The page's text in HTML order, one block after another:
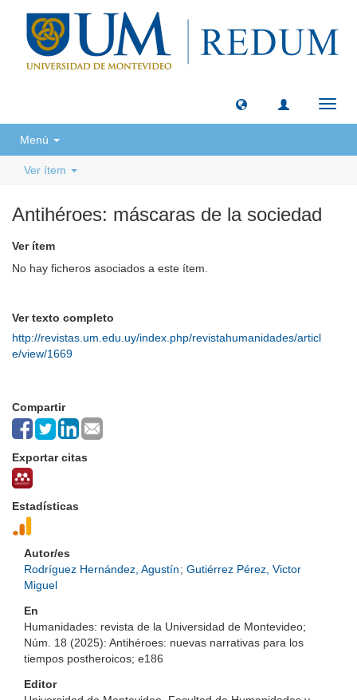
Menú
Ver ítem
Antihéroes: máscaras de la sociedad
Ver ítem
No hay ficheros asociados a este ítem.
Ver texto completo
http://revistas.um.edu.uy/index.php/revistahumanidades/articl
e/view/1669
Compartir
Exportar citas
Estadísticas
Autor/es
Rodríguez Hernández, Agustín; Gutiérrez Pérez, Victor
Miguel
En
Humanidades: revista de la Universidad de Montevideo;
Núm. 18 (2025): Antihéroes: nuevas narrativas para los
tiempos postheroicos; e186
Editor